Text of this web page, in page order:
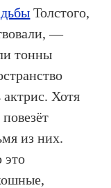
Толстого,
—
тонны
Хотя
из них.
это